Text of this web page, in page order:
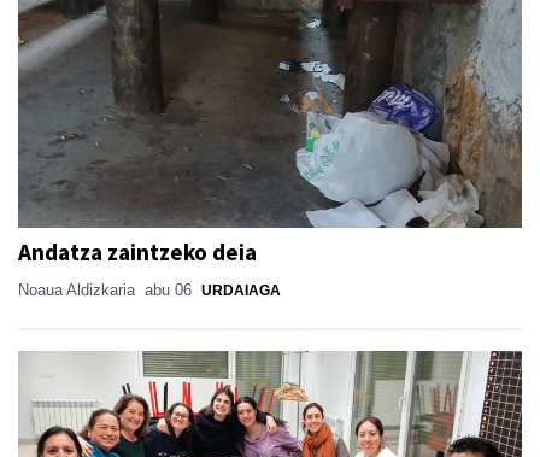
Andatza zaintzeko deia
Noaua Aldizkaria abu 06 URDAIAGA